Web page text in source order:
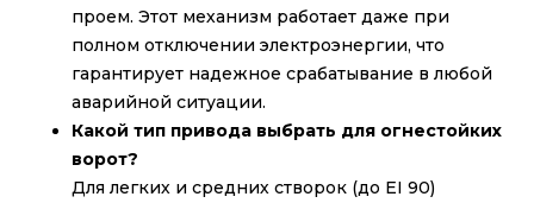
проем. Этот механизм работает даже при
полном отключении электроэнергии, что
гарантирует надежное срабатывание в любой
аварийной ситуации.
Какой тип привода выбрать для огнестойких
ворот?
Для легких и средних створок (до EI 90)